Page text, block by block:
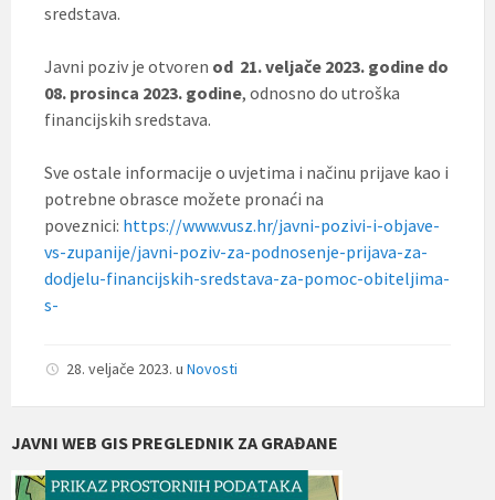
sredstava.
Javni poziv je otvoren od 21. veljače 2023. godine do
08. prosinca 2023. godine, odnosno do utroška
financijskih sredstava.
Sve ostale informacije o uvjetima i načinu prijave kao i
potrebne obrasce možete pronaći na
poveznici: https://www.vusz.hr/javni-pozivi-i-objave-
vs-zupanije/javni-poziv-za-podnosenje-prijava-za-
dodjelu-financijskih-sredstava-za-pomoc-obiteljima-
s-
28. veljače 2023. u Novosti
JAVNI WEB GIS PREGLEDNIK ZA GRAĐANE